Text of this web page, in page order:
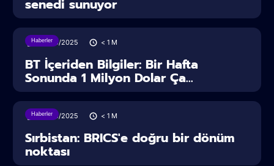
senedi sunuyor
Haberler
28/06/2025 < 1 M
BT İçeriden Bilgiler: Bir Hafta
Sonunda 1 Milyon Dolar Ça...
Haberler
28/06/2025 < 1 M
Sırbistan: BRICS'e doğru bir dönüm
noktası